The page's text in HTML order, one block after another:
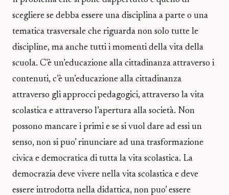
scegliere se debba essere una disciplina a parte o una
tematica trasversale che riguarda non solo tutte le
discipline, ma anche tutti i momenti della vita della
scuola. C’è un’educazione alla cittadinanza attraverso i
contenuti, c’è un’educazione alla cittadinanza
attraverso gli approcci pedagogici, attraverso la vita
scolastica e attraverso l’apertura alla società. Non
possono mancare i primi e se si vuol dare ad essi un
senso, non si puo’ rinunciare ad una trasformazione
civica e democratica di tutta la vita scolastica. La
democrazia deve vivere nella vita scolastica e deve
essere introdotta nella didattica, non puo’ essere